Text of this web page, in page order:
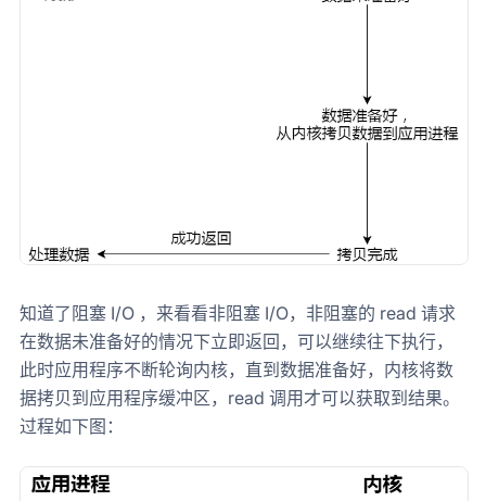
知道了阻塞 I/O ，来看看非阻塞 I/O，非阻塞的 read 请求
在数据未准备好的情况下立即返回，可以继续往下执行，
此时应用程序不断轮询内核，直到数据准备好，内核将数
据拷贝到应用程序缓冲区，read 调用才可以获取到结果。
过程如下图：